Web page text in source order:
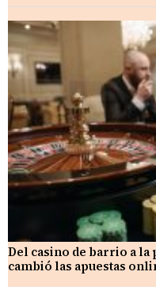
Del casino de barrio a la
cambió las apuestas